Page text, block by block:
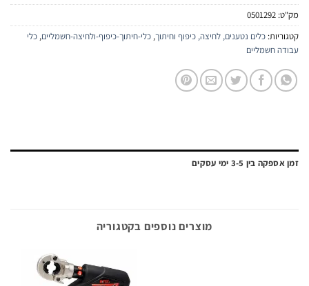
0501292
כלים נטענים, לחיצה, כיפוף וחיתוך, כלי-חיתוך-כיפוף-ולחיצה-חשמליים,כלי
חשמליים
בין 3-5 ימי עסקים
מוצרים נוספים בקטגוריה